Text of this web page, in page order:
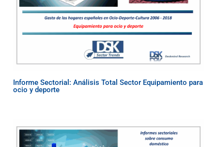
Informe Sectorial: Análisis Total Sector Equipamiento para
ocio y deporte